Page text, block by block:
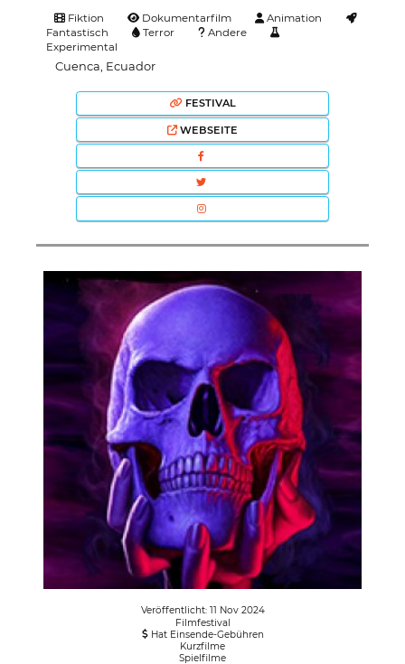
Fiktion Dokumentarfilm
Animation
Fantastisch
Terror
Andere
Experimental
Cuenca, Ecuador
FESTIVAL
WEBSEITE
Veröffentlicht: 11 Nov 2024
Filmfestival
Hat Einsende-Gebühren
Kurzfilme
Spielfilme